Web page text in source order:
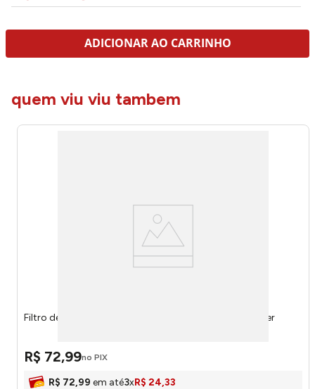
ADICIONAR AO CARRINHO
quem viu viu tambem
Filtro de Linha Preto 6 Tomadas Linear WI221 - Multilaser
R$ 72,99no PIX
R$ 72,99 em até3xR$ 24,33